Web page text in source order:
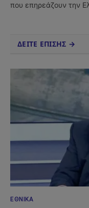
που επηρεάζουν την
ΔΕΙΤΕ ΕΠΙΣΗΣ →
ΕΘΝΙΚΆ